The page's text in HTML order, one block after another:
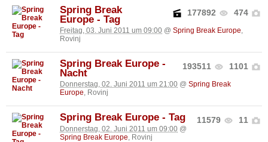
177892 474
Spring Break
Europe - Tag
Freitag, 03. Juni 2011 um 09:00 @ Spring Break Europe,
Rovinj
193511 1101
Spring Break Europe -
Nacht
Donnerstag, 02. Juni 2011 um 21:00 @ Spring Break
Europe, Rovinj
11579 11
Spring Break Europe - Tag
Donnerstag, 02. Juni 2011 um 09:00 @
Spring Break Europe , Rovinj